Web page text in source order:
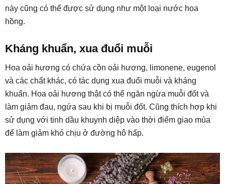
này cũng có thể được sử dụng như một loại nước hoa
hồng.
Kháng khuẩn, xua đuổi muỗi
Hoa oải hương có chứa cồn oải hương, limonene, eugenol
và các chất khác, có tác dụng xua đuổi muỗi và kháng
khuẩn. Hoa oải hương thật có thể ngăn ngừa muỗi đốt và
làm giảm đau, ngứa sau khi bị muỗi đốt. Cũng thích hợp khi
sử dụng với tinh dầu khuynh diệp vào thời điểm giao mùa
để làm giảm khó chịu ở đường hô hấp.